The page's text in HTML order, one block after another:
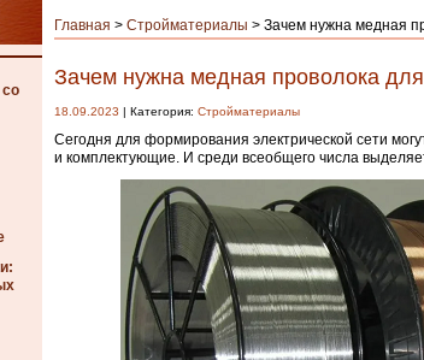
Главная > Стройматериалы > Зачем нужна медная
Зачем нужна медная проволока
18.09.2023 | Категория: Стройматериалы
Сегодня для формирования электрической сети
и комплектующие. И среди всеобщего числа